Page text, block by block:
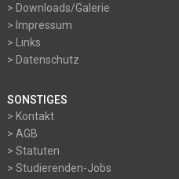
> Downloads/Galerie
> Impressum
> Links
> Datenschutz
SONSTIGES
> Kontakt
> AGB
> Statuten
> Studierenden-Jobs